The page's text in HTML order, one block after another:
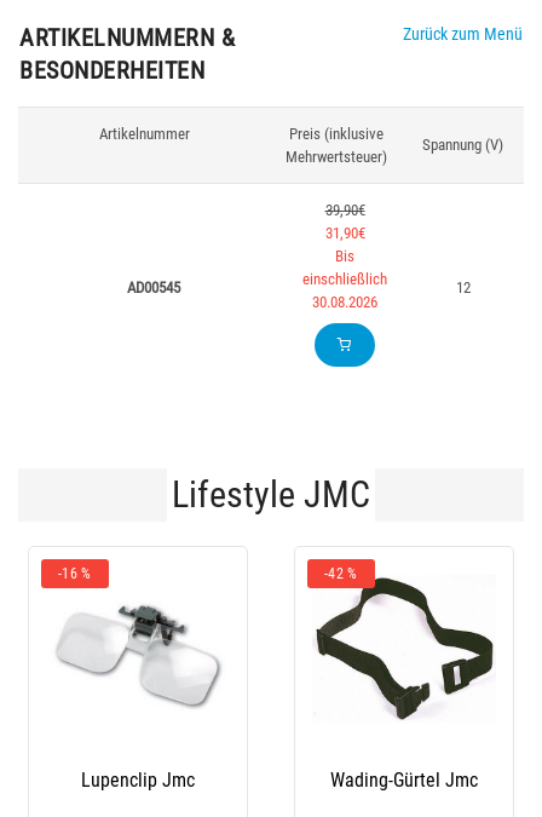
ARTIKELNUMMERN &
BESONDERHEITEN
Zurück zum Menü
Artikelnummer
Preis (inklusive
Mehrwertsteuer)
Spannung (V)
AD00545
39,90€
31,90€
Bis
einschließlich
30.08.2026
12
Lifestyle JMC
Lupenclip Jmc Wading-Gürtel Jmc